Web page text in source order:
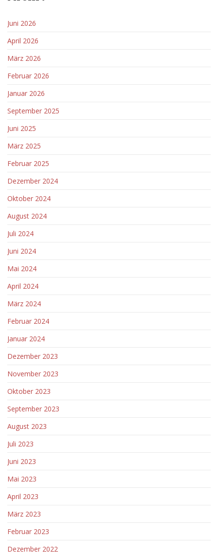
Juni 2026
April 2026
März 2026
Februar 2026
Januar 2026
September 2025
Juni 2025
März 2025
Februar 2025
Dezember 2024
Oktober 2024
August 2024
Juli 2024
Juni 2024
Mai 2024
April 2024
März 2024
Februar 2024
Januar 2024
Dezember 2023
November 2023
Oktober 2023
September 2023
August 2023
Juli 2023
Juni 2023
Mai 2023
April 2023
März 2023
Februar 2023
Dezember 2022